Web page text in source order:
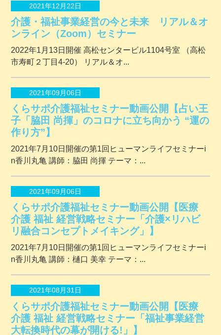
2021年12月22日
介護・福祉事業経営の今と未来 リアル＆オ
ンライン（Zoom）セミナー
2022年1月13日開催 ⾼松センタービル1104号室 （⾼松
市寿町２丁⽬4-20） リアル＆オ...
2021年09月06日
くらサポ介護福祉セミナー動画公開【占い王
子「脇田 尚揮」のコロナに立ち向かう “運の
作り方”】
2021年7月10日開催の第1回ヒューマンライフセミナーi
n香川丸亀 講師：脇田 尚揮 テーマ：...
2021年09月06日
くらサポ介護福祉セミナー動画公開【医療
介護 福祉 経営戦略セミナー「介護×リハビ
リ融合コンセプトメイキング」】
2021年7月10日開催の第1回ヒューマンライフセミナーi
n香川丸亀 講師：樋口 美幸 テーマ：...
2021年08月31日
くらサポ介護福祉セミナー動画公開【医療
介護 福祉 経営戦略セミナー「福祉事業経営
大転換時代の幕が開ける!」】